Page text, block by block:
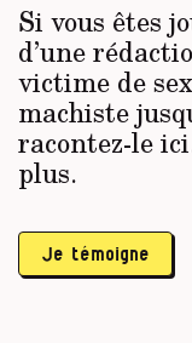
Si vous êtes
d’une
victime de
machiste
racontez-le
plus.
Je témoigne